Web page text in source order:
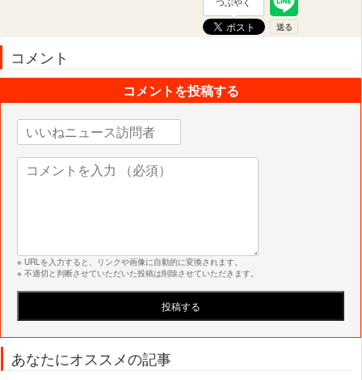
つぶやく
コメント
コメントを投稿する
※ URLを入力すると、リンクや画像に自動的に変換されます。
※ 不適切と判断させていただいた投稿は削除させていただきます。
あなたにオススメの記事